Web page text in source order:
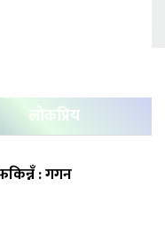
लोकप्रिय
: गगन